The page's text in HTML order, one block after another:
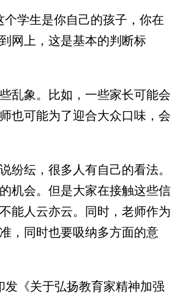
学生是你自己的孩子，你在
网上，这是基本的判断标
象。比如，一些家长可能会
也可能为了迎合大众口味，会
纭，很多人有自己的看法。
机会。但是大家在接触这些信
能人云亦云。同时，老师作为
，同时也要吸纳多方面的意
《关于弘扬教育家精神加强